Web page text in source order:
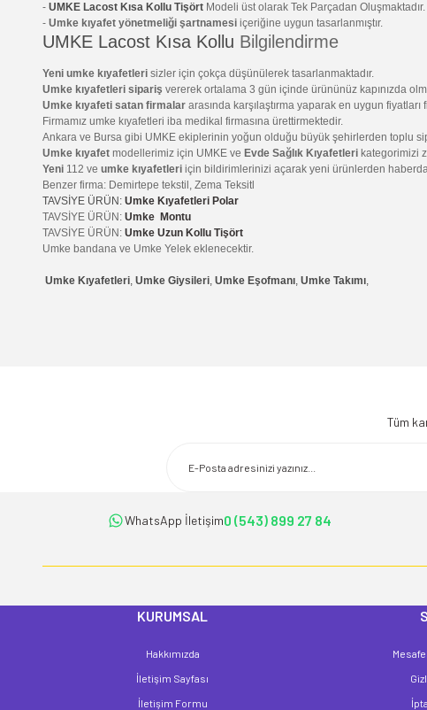
- UMKE Lacost Kısa Kollu Tişört Modeli üst olarak Tek Parçadan Oluşmaktadır.
- Umke kıyafet yönetmeliği şartnamesi içeriğine uygun tasarlanmıştır.
UMKE Lacost Kısa Kollu Bilgilendirme
Yeni umke kıyafetleri sizler için çokça düşünülerek tasarlanmaktadır.
Umke kıyafetleri sipariş vererek ortalama 3 gün içinde ürününüz kapınızda
Umke kıyafeti satan firmalar arasında karşılaştırma yaparak en uygun
Firmamız umke kıyafetleri iba medikal firmasına ürettirmektedir.
Ankara ve Bursa gibi UMKE ekiplerinin yoğun olduğu büyük şehirlerden toplu
Umke kıyafet modellerimiz için UMKE ve Evde Sağlık Kıyafetleri kategorimizi
Yeni 112 ve umke kıyafetleri için bildirimlerinizi açarak yeni ürünlerden
Benzer firma: Demirtepe tekstil, Zema Teksitl
TAVSİYE ÜRÜN: Umke Kıyafetleri Polar
TAVSİYE ÜRÜN: Umke Montu
TAVSİYE ÜRÜN: Umke Uzun Kollu Tişört
Umke bandana ve Umke Yelek eklenecektir.
Umke Kıyafetleri, Umke Giysileri, Umke Eşofmanı, Umke Takımı,
Ürün fiyatı diğer sitelerden daha pahalı.
Tüm
WhatsApp İletişim0 (543) 899 27 84
KURUMSAL
Hakkımızda
İletişim Sayfası
İletişim Formu